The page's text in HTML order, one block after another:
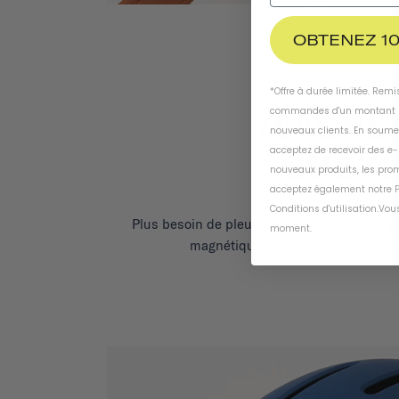
Plus besoin de pleurer à cause de la peau
magnétique facile à utiliser et
OBTENEZ
*Offre à durée limitée.
commandes d'un montant
nouveaux clients. En
acceptez de recevoir des
nouveaux produits, les
acceptez également notre
Conditions d'utilisation.
moment.